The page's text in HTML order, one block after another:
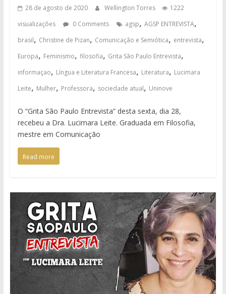
28 de agosto de 2020 Wellington Torres
1222
visualizações
0 Comments agsp, AGSP ENTREVISTA,
brasil, Christine de Pizan, Comunicação e Semiótica, entrevista,
Europa, Feminismo, filosofia, Grita São Paulo Entrevista,
informaçao, Língua e Literatura Francesa, Literatura, Lucimara
Leite, Mulher, Professora, sociedade atual, Uninove
O “Grita São Paulo Entrevista” desta sexta, dia 28,
recebeu a Dra. Lucimara Leite. Graduada em Filosofia,
mestre em Comunicação
Read more